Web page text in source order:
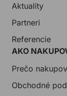
Aktuality
Partneri
Referencie
AKO
Prečo
Obchodné